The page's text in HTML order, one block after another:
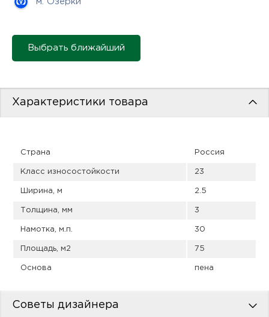
Выбрать ближайший
Характеристики товара
Страна Россия
Класс износостойкости 23
Ширина, м 2.5
Толщина, мм 3
Намотка, м.п. 30
Площадь, м2 75
Основа пена
Советы дизайнера